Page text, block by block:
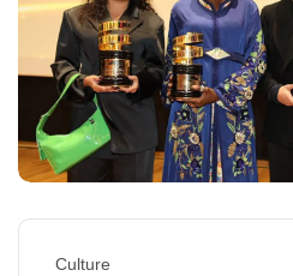
Culture